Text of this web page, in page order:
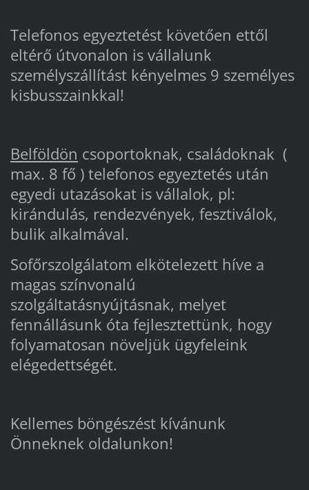
Telefonos egyeztetést követően ettől
eltérő útvonalon is vállalunk
személyszállítást kényelmes 9 személyes
kisbusszainkkal!
Belföldön csoportoknak, családoknak (
max. 8 fő ) telefonos egyeztetés után
egyedi utazásokat is vállalok, pl:
kirándulás, rendezvények, fesztiválok,
bulik alkalmával.
Sofőrszolgálatom elkötelezett híve a
magas színvonalú
szolgáltatásnyújtásnak, melyet
fennállásunk óta fejlesztettünk, hogy
folyamatosan növeljük ügyfeleink
elégedettségét.
Kellemes böngészést kívánunk
Önneknek oldalunkon!